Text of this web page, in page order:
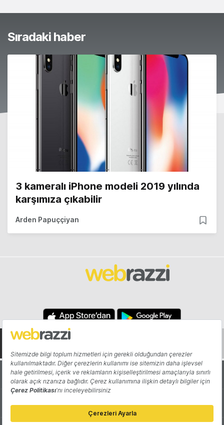
Sıradaki haber
3 kameralı iPhone modeli 2019 yılında
karşımıza çıkabilir
Arden Papuççiyan
Hakkında Yazarlar
Katkıda Bulun Reklam